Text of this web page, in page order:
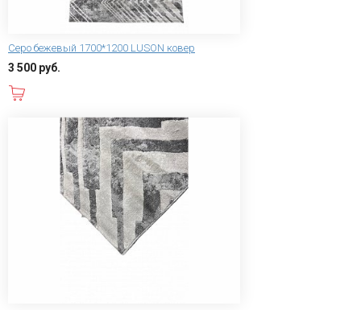
Серо бежевый 1700*1200 LUSON ковер
3 500 руб.